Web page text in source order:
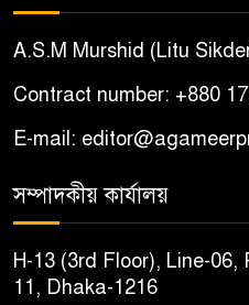
A.S.M Murshid (Litu
Contract number: +880
E-mail:
সম্পাদকীয় কার্যালয়
H-13 (3rd Floor), Line-06,
11, Dhaka-1216